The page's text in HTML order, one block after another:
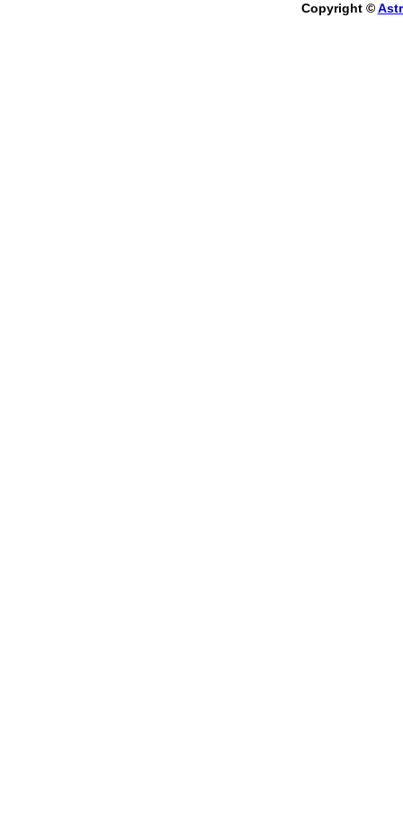
Copyright ©